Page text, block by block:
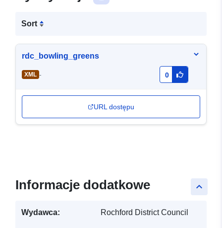
Sort
rdc_bowling_greens
XML - 0
URL dostępu
keyboard_arrow_up
Informacje dodatkowe
Wydawca: Rochford District Council